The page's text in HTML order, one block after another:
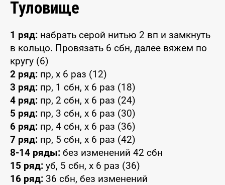
Туловище
1 ряд: набрать серой нитью 2 вп и замкнуть
в кольцо. Провязать 6 сбн, далее вяжем по
кругу (6)
2 ряд: пр, x 6 раз (12)
3 ряд: пр, 1 сбн, x 6 раз (18)
4 ряд: пр, 2 сбн, x 6 раз (24)
5 ряд: пр, 3 сбн, x 6 раз (30)
6 ряд: пр, 4 сбн, x 6 раз (36)
7 ряд: пр, 5 сбн, x 6 раз (42)
8-14 ряды: без изменений 42 сбн
15 ряд: уб, 5 сбн, x 6 раз (36)
16 ряд: 36 сбн, без изменений